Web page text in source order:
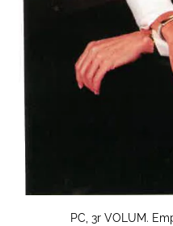
PC, 3r VOLUM.